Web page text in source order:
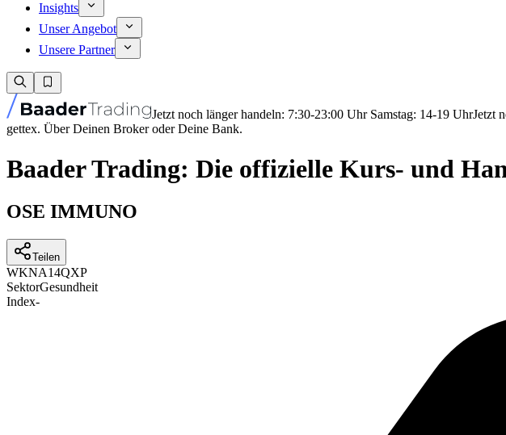
Insights
Unser Angebot
Unsere Partner
Jetzt noch länger handeln: 7:30-23:00 Uhr Samstag: 14-19 UhrJetzt
gettex. Über Deinen Broker oder Deine Bank.
Baader Trading: Die offizielle Kurs- und
OSE IMMUNO
Teilen
WKNA14QXP
SektorGesundheit
Index-